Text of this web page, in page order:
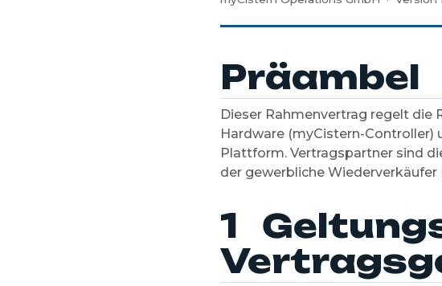
Präambel
Dieser Rahmenvertrag regelt die
Hardware (myCistern-
Plattform. Vertragspartner sind
der gewerbliche Wiederverkäufer
1